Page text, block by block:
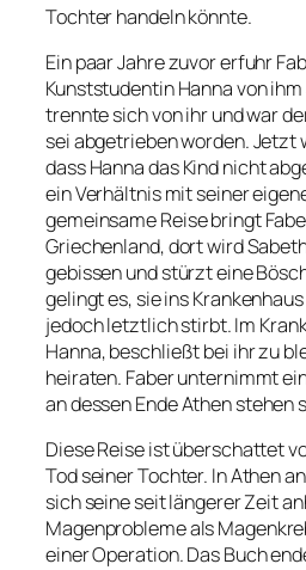
Tochter handeln könnte.
Ein paar Jahre zuvor erfuhr
Kunststudentin Hanna von
trennte sich von ihr und war
sei abgetrieben worden. Jetzt
dass Hanna das Kind nicht
ein Verhältnis mit seiner
gemeinsame Reise bringt
Griechenland, dort wird
gebissen und stürzt eine
gelingt es, sie ins
jedoch letztlich stirbt. Im
Hanna, beschließt bei ihr zu
heiraten. Faber unternimmt
an dessen Ende Athen stehen
Diese Reise ist überschattet
Tod seiner Tochter. In Athen
sich seine seit längerer Zeit
Magenprobleme als
einer Operation. Das Buch